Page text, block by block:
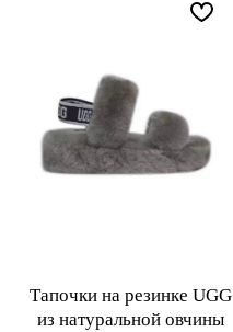
Тапочки на резинке UGG
из натуральной овчины